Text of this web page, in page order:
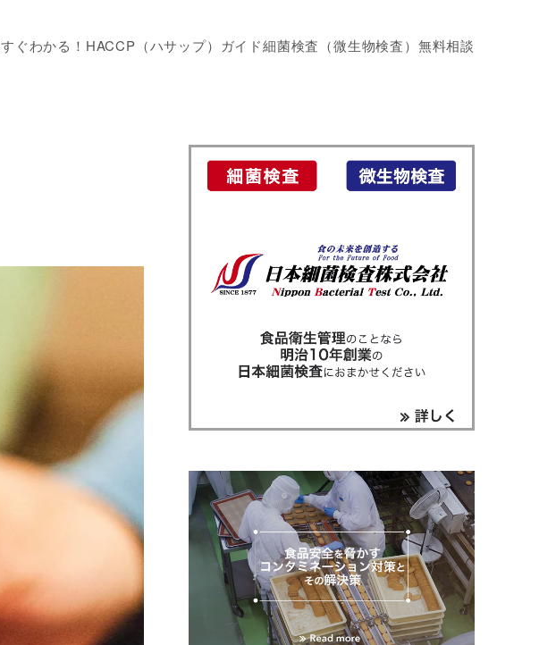
すぐわかる！HACCP（ハサップ）ガイド細菌検査（微生物検査） 無料相談